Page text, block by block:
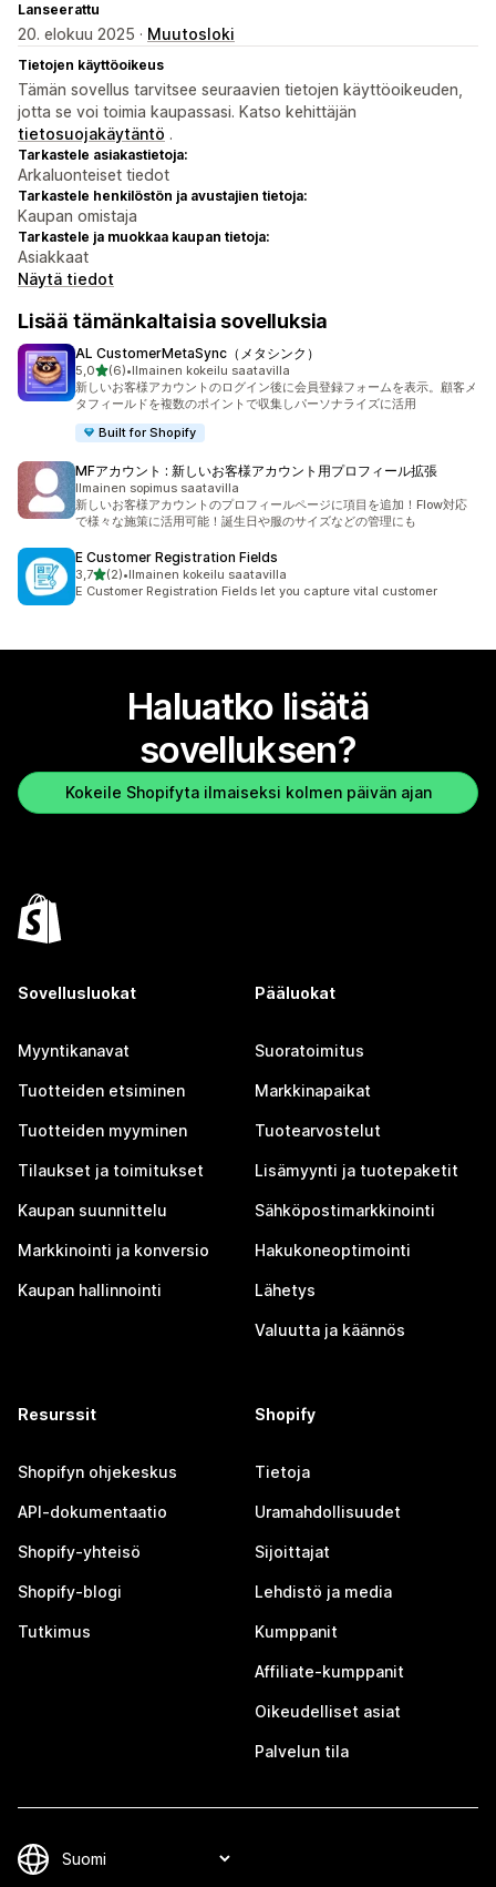
Lanseerattu
20. elokuu 2025 · Muutosloki
Tietojen käyttöoikeus
Tämän sovellus tarvitsee seuraavien tietojen käyttöoikeuden,
jotta se voi toimia kaupassasi. Katso kehittäjän
tietosuojakäytäntö .
Tarkastele asiakastietoja:
Arkaluonteiset tiedot
Tarkastele henkilöstön ja avustajien tietoja:
Kaupan omistaja
Tarkastele ja muokkaa kaupan tietoja:
Asiakkaat
Näytä tiedot
Lisää tämänkaltaisia sovelluksia
AL CustomerMetaSync（メタシンク）
5,0/ 5 tähteä
(6)
6 arvostelua yhteensä
•Ilmainen kokeilu saatavilla
新しいお客様アカウントのログイン後に会員登録フォームを表示。顧客メ
タフィールドを複数のポイントで収集しパーソナライズに活用
Built for Shopify
MFアカウント : 新しいお客様アカウント用プロフィール拡張
Ilmainen sopimus saatavilla
新しいお客様アカウントのプロフィールページに項目を追加！Flow対応
で様々な施策に活用可能！誕生日や服のサイズなどの管理にも
E Customer Registration Fields
3,7/ 5 tähteä
(2)
2 arvostelua yhteensä
•Ilmainen kokeilu saatavilla
E Customer Registration Fields let you capture vital customer
Haluatko lisätä
sovelluksen?
Kokeile Shopifyta ilmaiseksi kolmen päivän ajan
Sovellusluokat
Myyntikanavat
Tuotteiden etsiminen
Tuotteiden myyminen
Tilaukset ja toimitukset
Kaupan suunnittelu
Markkinointi ja konversio
Kaupan hallinnointi
Pääluokat
Suoratoimitus
Markkinapaikat
Tuotearvostelut
Lisämyynti ja tuotepaketit
Sähköpostimarkkinointi
Hakukoneoptimointi
Lähetys
Valuutta ja käännös
Resurssit
Shopifyn ohjekeskus
API-dokumentaatio
Shopify-yhteisö
Shopify-blogi
Tutkimus
Shopify
Tietoja
Uramahdollisuudet
Sijoittajat
Lehdistö ja media
Kumppanit
Affiliate-kumppanit
Oikeudelliset asiat
Palvelun tila